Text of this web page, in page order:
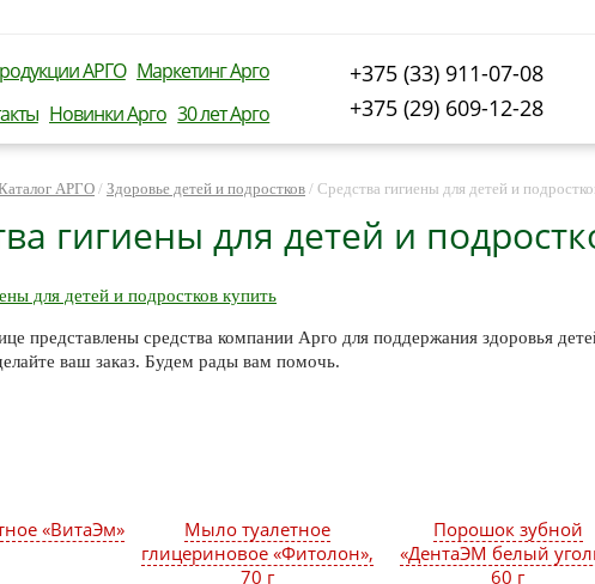
АРГО Маркетинг Арго
Новинки Арго 30 лет Арго
+375 (33) 911-07-08
+375 (29) 609-12-28
АРГО/ Здоровье детей и подростков / Средства гигиены для детей и
гигиены для детей и
для детей и подростков купить
представлены средства компании Арго для поддержания здоровья
ваш заказ. Будем рады вам помочь.
«ВитаЭм»
Мыло туалетное
глицериновое «Фитолон»,
70 г
Порошок зубной
«ДентаЭМ белый
60 г